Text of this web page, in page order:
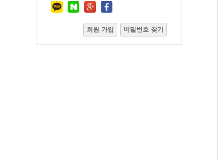
회원 가입 비밀번호 찾기